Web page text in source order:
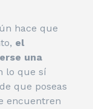
hace que
el
una
lo que sí
que poseas
encuentren